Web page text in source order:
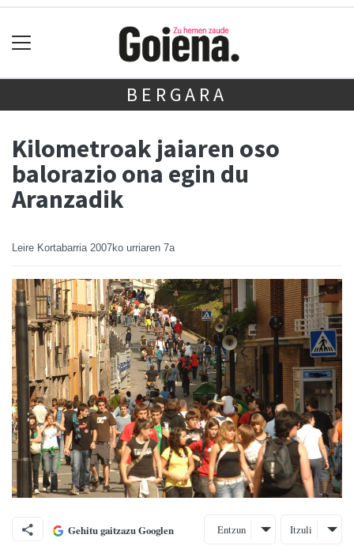
BERGARA
Kilometroak jaiaren oso
balorazio ona egin du
Aranzadik
Leire Kortabarria 2007ko urriaren 7a
Gehitu gaitzazu Googlen Entzun Itzuli